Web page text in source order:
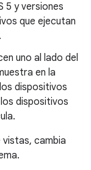
5 y versiones
que ejecutan
uno al lado del
en la
dispositivos
dispositivos
cambia